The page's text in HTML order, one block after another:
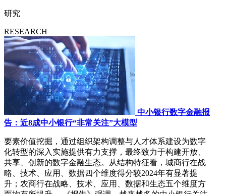
研究
RESEARCH
中小银行数字金融报
告：近8成中小银行“非常关注”大模型
要素价值挖掘，通过组织架构调整与人才体系建设为数字
化转型的深入实施提供有力支撑，最终致力于构建开放、
共享、创新的数字金融生态。从结构特征看，城商行在战
略、技术、应用、数据四个维度得分较2024年有显著提
升；农商行在战略、技术、应用、数据和生态五个维度方